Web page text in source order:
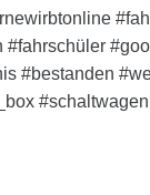
#bestanden